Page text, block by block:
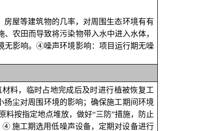
屋等建筑物的几率，对周围生态环境有有
农田而导致将污染物带入水中进入水体，
无影响。④噪声环境影响 ： 项目运行期无噪
材料，临时占地完成后及时进行植被恢复工
尘对周围环境的影响；确保施工期间环境
料按指定地点堆放，做好“三防”措施，防止
④ 施工期选用低噪声设备，定期对设备进行